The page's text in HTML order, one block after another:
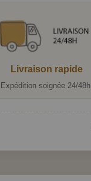
Livraison rapide
Expédition soignée 24/48h.